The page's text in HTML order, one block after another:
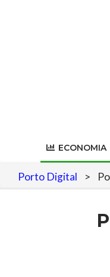
ECONOMIA
Porto Digital >